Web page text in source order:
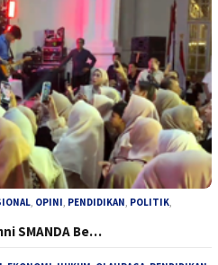
, OPINI, PENDIDIKAN, POLITIK,
SMANDA Be…